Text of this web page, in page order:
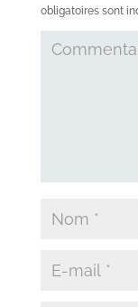
obligatoires sont